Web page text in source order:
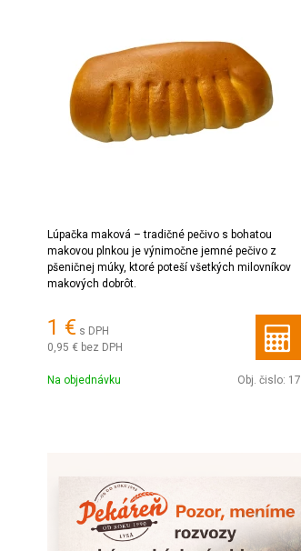
Lúpačka maková – tradičné pečivo s bohatou
makovou plnkou je výnimočne jemné pečivo z
pšeničnej múky, ktoré poteší všetkých milovníkov
makových dobrôt.
1 € s DPH
0,95 € bez DPH
Na objednávku Obj. čislo: 17